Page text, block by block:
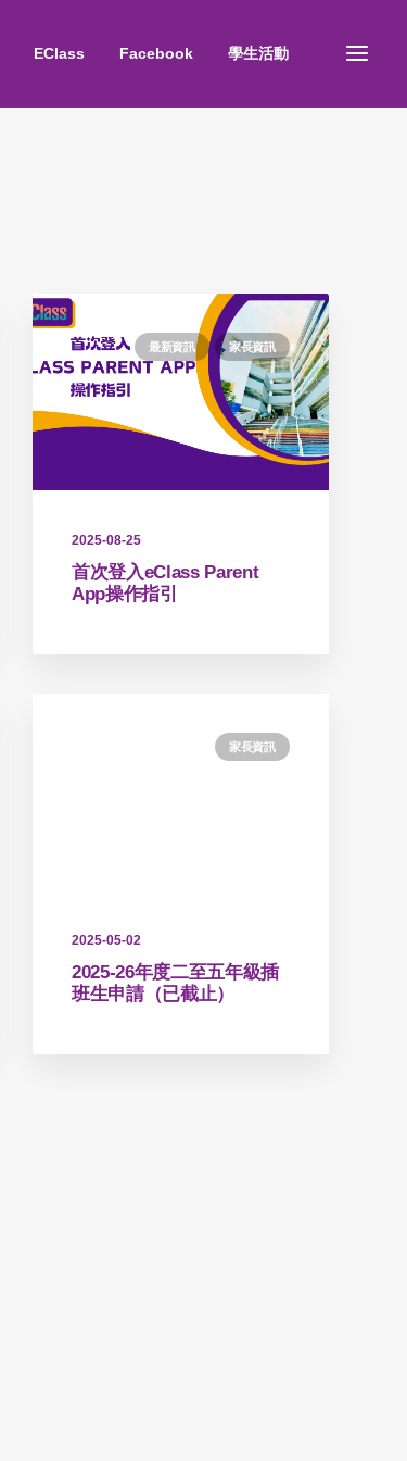
EClass Facebook 學生活動
最新資訊 家長資訊
2025-08-25
首次登入eClass Parent
App操作指引
家長資訊
2025-05-02
2025-26年度二至五年級插
班生申請（已截止）